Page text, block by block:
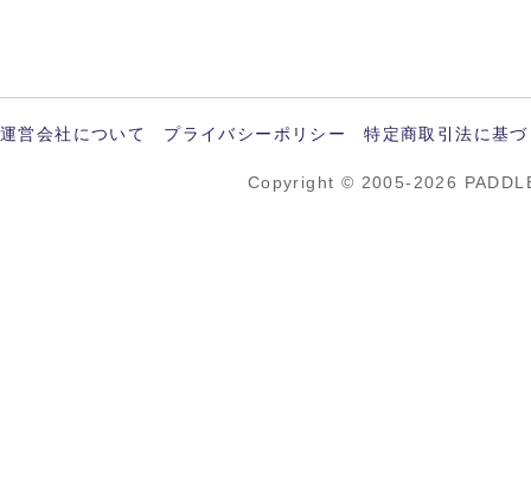
運営会社について プライバシーポリシー 特定商取引法に基
Copyright © 2005-2026